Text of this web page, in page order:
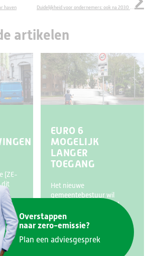
haven
artikelen
(ZE-
dit
juli
je
EURO 6
MOGELIJK
LANGER
TOEGANG
Het nieuwe
gemeentebestuur wil
ondernemers meer tijd
geven door bepaalde
voertuigen langer toegang
geven. Landelijk willen
Overstappen
naar zero-emissie?
Plan een adviesgesprek